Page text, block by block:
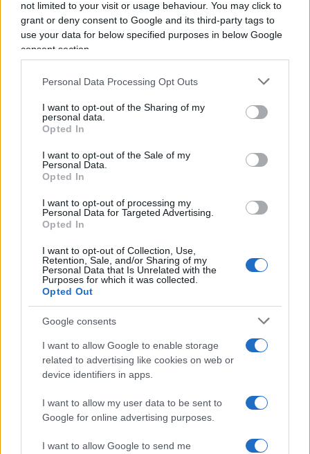
not limited to your visit or usage behaviour. You may click to
grant or deny consent to Google and its third-party tags to
use your data for below specified purposes in below Google
consent section.
Personal Data Processing Opt Outs
I want to opt-out of the Sharing of my
personal data.
Opted In
I want to opt-out of the Sale of my
Personal Data.
Opted In
I want to opt-out of processing my
Personal Data for Targeted Advertising.
Opted In
I want to opt-out of Collection, Use,
Retention, Sale, and/or Sharing of my
Personal Data that Is Unrelated with the
Purposes for which it was collected.
Opted Out
Google consents
I want to allow Google to enable storage
related to advertising like cookies on web or
device identifiers in apps.
I want to allow my user data to be sent to
Google for online advertising purposes.
I want to allow Google to send me
come avvenuto a Torino, Milano, Bologna e in
tante altre città, i collettivi studenteschi di
molto rumorosa” al punto da impedire ai senatori
di entrare in aula e “hanno quasi sfondato la
porta”. Il risultato è presto detto: il Senato ha
deciso di piegarsi alle volontà di questa
minoranza di studenti e ha riconvocato per
domani, 9 aprile, una riunione apposita e
monotematica. Cambiare Rotta aveva esultato:
“Siamo riusciti a strappare una seduta
alla “decisione di Bronzini di dimettersi dalla
fondazione Med-Or” e “alla messa in discussione
degli accordi da noi intercettati nei singoli
dipartimenti”. Da qui è partita la lista di
proscrizione. Ennesimo passettino verso l’inferno.